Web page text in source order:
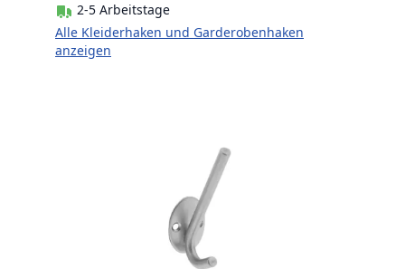
2-5 Arbeitstage
Alle Kleiderhaken und Garderobenhaken
anzeigen